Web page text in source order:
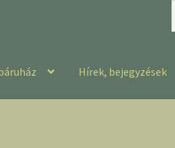
Hírek, bejegyzések